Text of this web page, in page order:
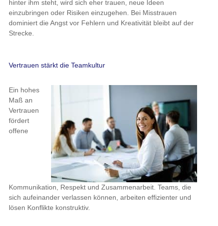
Vertrauen stärkt die Teamkultur
Vertrauen
Kommunikation, Respekt und Zusammenarbeit. Teams, die sich
aufeinander verlassen können, arbeiten effizienter und lösen
Konflikte konstruktiv.
Praxis-Tipp:Stärken Sie Vertrauen, indem Sie transparent
kommunizieren und Konflikte frühzeitig ansprechen. Zeigen Sie
Verlässlichkeit durch konsequentes Handeln und eine klare